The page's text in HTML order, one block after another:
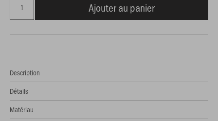
Ajouter au panier
Description
Détails
Matériau